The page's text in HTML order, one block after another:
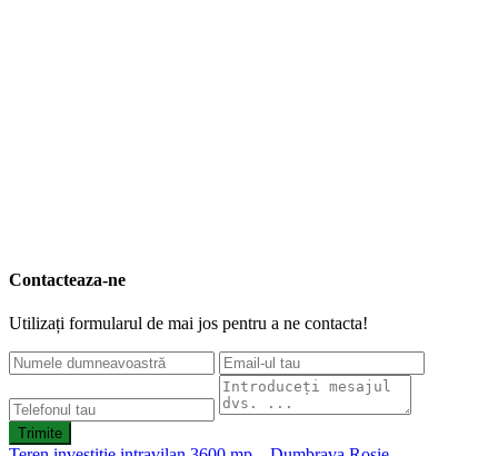
Contacteaza-ne
Utilizați formularul de mai jos pentru a ne contacta!
Trimite